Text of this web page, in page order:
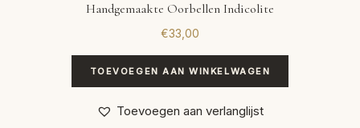
Handgemaakte Oorbellen Indicolite
€33,00
TOEVOEGEN AAN WINKELWAGEN
Toevoegen aan verlanglijst